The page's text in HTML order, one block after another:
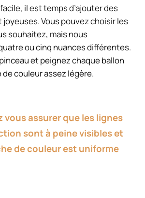
il est temps d’ajouter des
Vous pouvez choisir les
souhaitez, mais nous
ou cinq nuances différentes.
et peignez chaque ballon
couleur assez légère.
vous assurer que les lignes
sont à peine visibles et
de couleur est uniforme